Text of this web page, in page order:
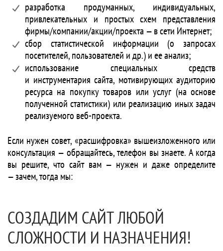
разработка продуманных, индивидуальных,
привлекательных и простых схем представления
фирмы/компании/акции/проекта — в сети Интернет;
сбор статистической информации (о запросах
посетителей, пользователей и др.) и ее анализ;
использование специальных средств
и инструментария сайта, мотивирующих аудиторию
ресурса на покупку товаров или услуг (на основе
полученной статистики) или реализацию иных задач
реализуемого веб-проекта.
Если нужен совет, «расшифровка» вышеизложенного или
консультация — обращайтесь, телефон вы знаете. А когда
вы решите, что сайт вам — нужен и даже определите
— зачем, тогда мы:
СОЗДАДИМ САЙТ ЛЮБОЙ
СЛОЖНОСТИ И НАЗНАЧЕНИЯ!